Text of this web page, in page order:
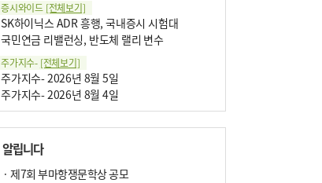
증시와이드 [전체보기]
SK하이닉스 ADR 흥행, 국내증시 시험대
국민연금 리밸런싱, 반도체 랠리 변수
주가지수- [전체보기]
주가지수- 2026년 8월 5일
주가지수- 2026년 8월 4일
알립니다
· 제7회 부마항쟁문학상 공모